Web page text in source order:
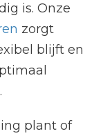
is. Onze
zorgt
blijft en
plant of